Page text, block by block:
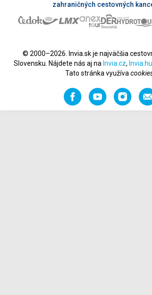
zahraničných cestovných
© 2000–2026. Invia.sk je najväčšia
Slovensku. Nájdete nás aj na Invia.cz, Invia.hu
Tato stránka využíva
FacebookYouTubeInstagram